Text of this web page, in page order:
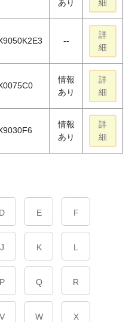
あり
細
--
詳
細
情報
あり
詳
細
情報
あり
詳
細
D E F
J K L
P Q R
V W X